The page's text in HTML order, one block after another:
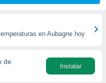
en Aubagne hoy
de
Instalar